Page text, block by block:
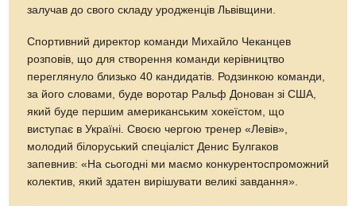
залучав до свого складу уродженців Львівщини.
Спортивний директор команди Михайло Чеканцев
розповів, що для створення команди керівництво
переглянуло близько 40 кандидатів. Родзинкою команди,
за його словами, буде воротар Ральф Донован зі США,
який буде першим американським хокеїстом, що
виступає в Україні. Своєю чергою тренер «Левів»,
молодий білоруський спеціаліст Денис Булгаков
запевнив: «На сьогодні ми маємо конкурентоспроможний
колектив, який здатен вирішувати великі завдання».